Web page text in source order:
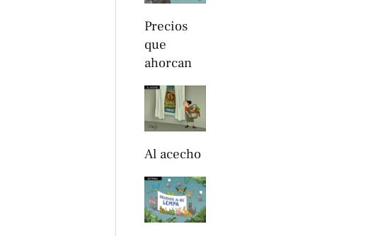
Precios
que
ahorcan
Al acecho